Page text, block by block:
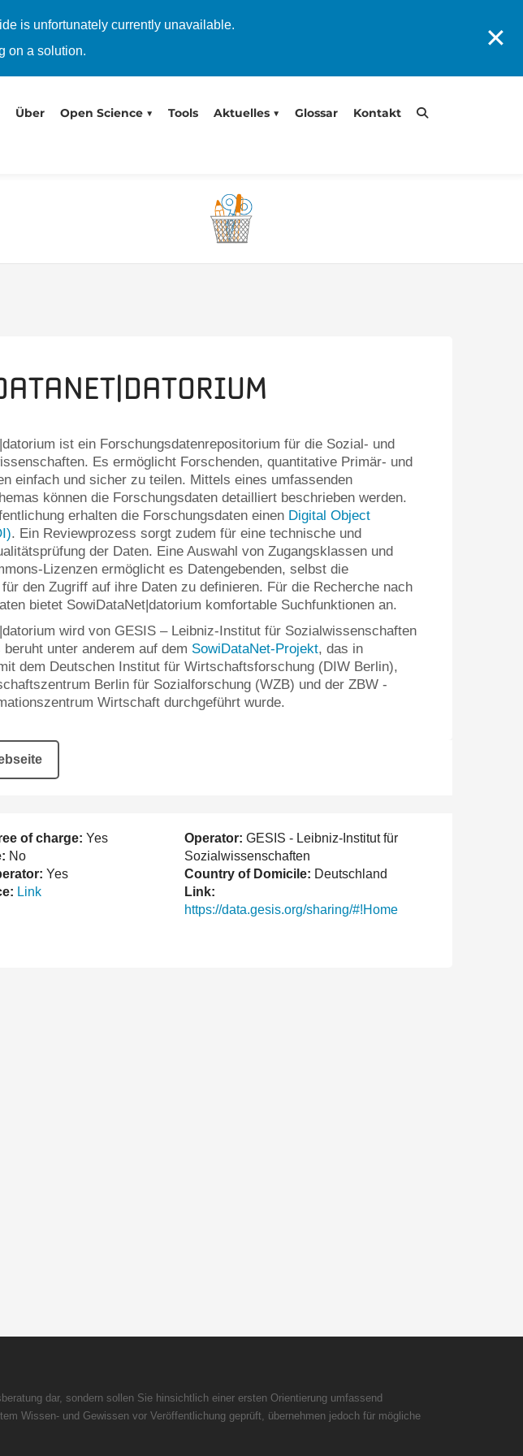
is unfortunately currently unavailable.
on a solution.
✕
Über Open Science Tools Aktuelles Glossar Kontakt
ist ein Forschungsdatenrepositorium für die Sozial- und
Es ermöglicht Forschenden, quantitative Primär- und
einfach und sicher zu teilen. Mittels eines umfassenden
können die Forschungsdaten detailliert beschrieben werden.
erhalten die Forschungsdaten einen Digital Object
. Ein Reviewprozess sorgt zudem für eine technische und
der Daten. Eine Auswahl von Zugangsklassen und
Lizenzen ermöglicht es Datengebenden, selbst die
für den Zugriff auf ihre Daten zu definieren. Für die Recherche nach
bietet SowiDataNet|datorium komfortable Suchfunktionen an.
wird von GESIS – Leibniz-Institut für Sozialwissenschaften
beruht unter anderem auf dem SowiDataNet-Projekt, das in
dem Deutschen Institut für Wirtschaftsforschung (DIW Berlin),
Berlin für Sozialforschung (WZB) und der ZBW -
Wirtschaft durchgeführt wurde.
of charge: Yes
No
Yes
Link
Operator: GESIS - Leibniz-Institut für
Sozialwissenschaften
Country of Domicile: Deutschland
Link:
https://data.gesis.org/sharing/#!Home
dar, sondern sollen Sie hinsichtlich einer ersten Orientierung umfassend
Wissen- und Gewissen vor Veröffentlichung geprüft, übernehmen jedoch für mögliche